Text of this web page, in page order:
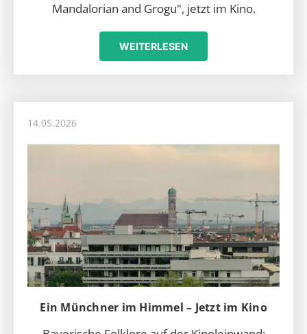
Mandalorian and Grogu", jetzt im Kino.
WEITERLESEN
14.05.2026
Ein Münchner im Himmel – Jetzt im Kino